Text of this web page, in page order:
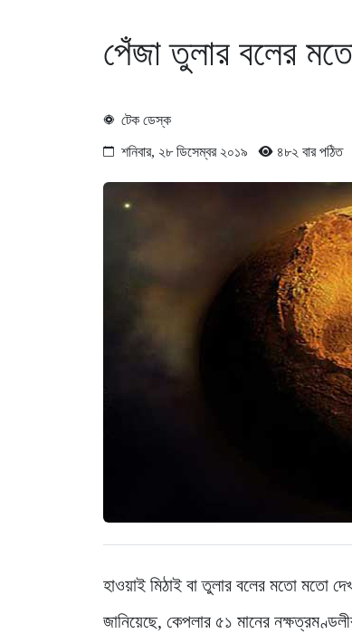
পেঁজা তুলার বলের
টেক ডেস্ক
শনিবার, ২৮ ডিসেম্বর ২০১৯ ৪৮২ বার পঠিত
হাওয়াই মিঠাই বা তুলার বলের মতো মতো
জানিয়েছে, কেপলার ৫১ মানের